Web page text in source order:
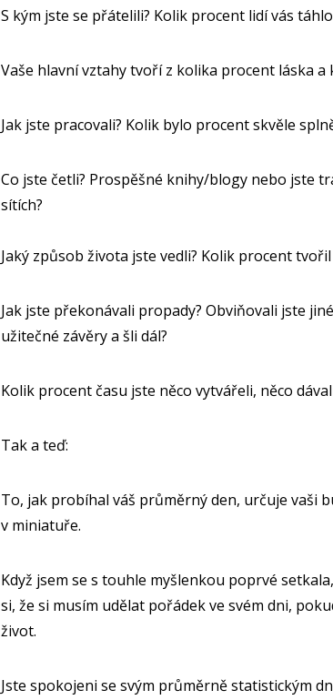
S kým jste se přátelili? Kolik procent lidí vás
Vaše hlavní vztahy tvoří z kolika procent láska
Jak jste pracovali? Kolik bylo procent skvěle
Co jste četli? Prospěšné knihy/blogy nebo jste
sítích?
Jaký způsob života jste vedli? Kolik procent
Jak jste překonávali propady? Obviňovali jste
užitečné závěry a šli dál?
Kolik procent času jste něco vytvářeli, něco
Tak a teď:
To, jak probíhal váš průměrný den, určuje vaši
v miniatuře.
Když jsem se s touhle myšlenkou poprvé
si, že si musím udělat pořádek ve svém dni,
život.
Jste spokojeni se svým průměrně statistickým